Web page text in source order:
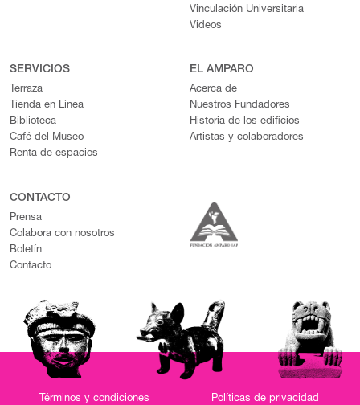
Vinculación Universitaria
Videos
SERVICIOS
Terraza
Tienda en Línea
Biblioteca
Café del Museo
Renta de espacios
EL AMPARO
Acerca de
Nuestros Fundadores
Historia de los edificios
Artistas y colaboradores
CONTACTO
Prensa
Colabora con nosotros
Boletín
Contacto
Términos y condiciones Políticas de privacidad